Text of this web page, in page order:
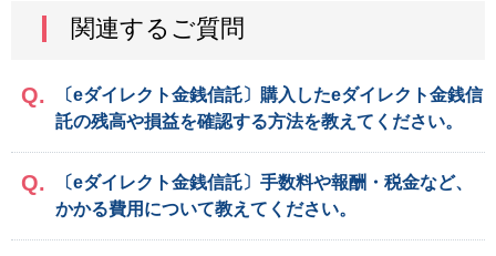
関連するご質問
〔eダイレクト金銭信託〕購入したeダイレクト金銭信
託の残高や損益を確認する方法を教えてください。
〔eダイレクト金銭信託〕手数料や報酬・税金など、
かかる費用について教えてください。